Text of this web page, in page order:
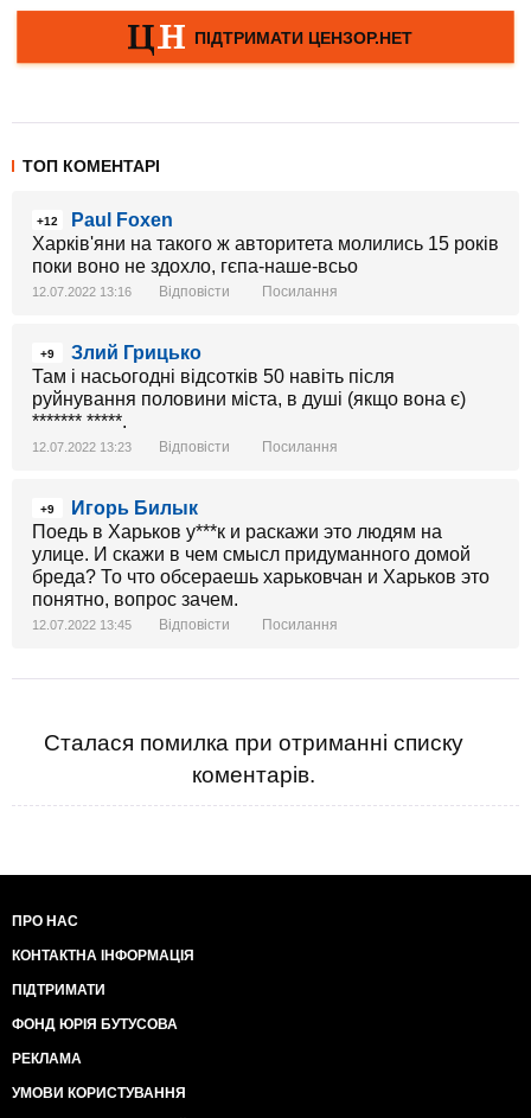
ТОП КОМЕНТАРІ
+12
Paul Foxen
Харків'яни на такого ж авторитета молились 15 років
поки воно не здохло, гєпа-наше-всьо
12.07.2022 13:16 Відповісти Посилання
+9
Злий Грицько
Там і насьогодні відсотків 50 навіть після
руйнування половини міста, в душі (якщо вона є)
******* *****.
12.07.2022 13:23 Відповісти Посилання
+9
Игорь Билык
Поедь в Харьков у***к и раскажи это людям на
улице. И скажи в чем смысл придуманного домой
бреда? То что обсераешь харьковчан и Харьков это
понятно, вопрос зачем.
12.07.2022 13:45 Відповісти Посилання
Сталася помилка при отриманні списку
коментарів.
ПРО НАС
КОНТАКТНА ІНФОРМАЦІЯ
ПІДТРИМАТИ
ФОНД ЮРІЯ БУТУСОВА
РЕКЛАМА
УМОВИ КОРИСТУВАННЯ